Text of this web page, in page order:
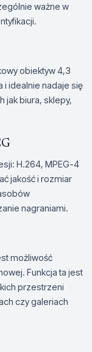
ważne w
obiektyw 4,3
i idealnie nadaje się
jak biura, sklepy,
H.264, MPEG-4
jakość i rozmiar
nagraniami.
możliwość
Funkcja ta jest
przestrzeni
czy galeriach